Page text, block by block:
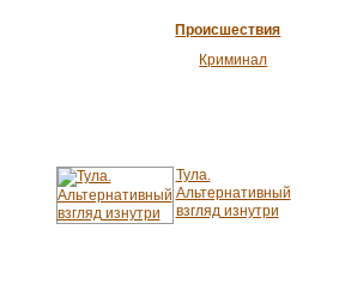
Происшествия
Криминал
Тула.
Альтернативный
взгляд изнутри